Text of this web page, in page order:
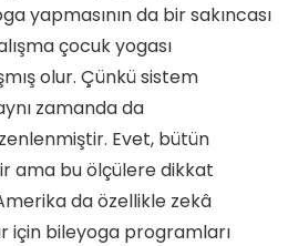
yapmasının da bir sakıncası
çocuk yogası
olur. Çünkü sistem
zamanda da
Evet, bütün
ama bu ölçülere dikkat
da özellikle zekâ
için bileyoga programları